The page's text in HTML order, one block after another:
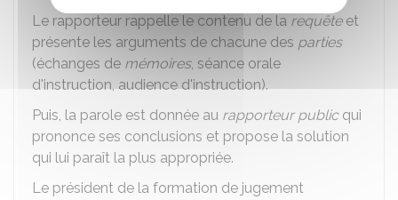
Le rapporteur rappelle le contenu de la requêteet
présente les arguments de chacune des parties
(échanges de mémoires, séance orale
d'instruction, audience d'instruction).
Puis, la parole est donnée au rapporteur publicqui
prononce ses conclusions et propose la solution
qui lui paraît la plus appropriée.
Le président de la formation de jugement